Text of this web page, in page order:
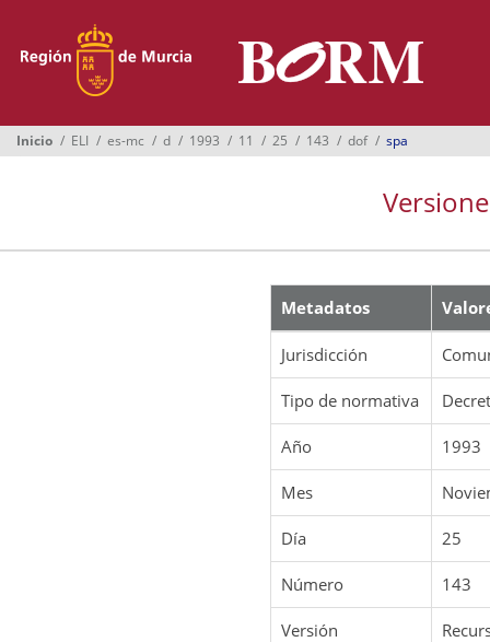
Boletines
Ayuntamientos
Inicio ELI es-mc d 1993 11 25 143 dof spa
Metadatos
Jurisdicción
Tipo de normativa
Año 1993
Mes
Día 25
Número 143
Versión